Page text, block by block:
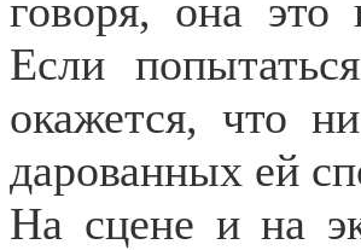
говоря, она это
Если
окажется, что
дарованных ей
На сцене и на